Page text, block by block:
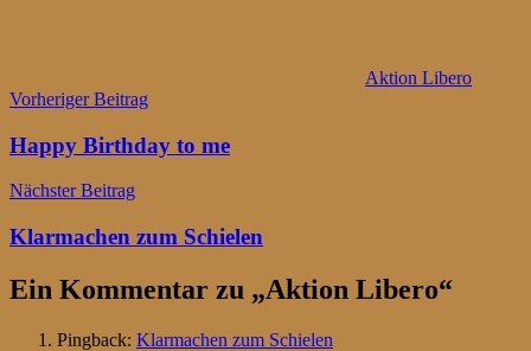
Aktion Libero
Beitragsnavigation
Vorheriger Beitrag
Happy Birthday to me
Nächster Beitrag
Klarmachen zum Schielen
Ein Kommentar zu „Aktion Libero“
Pingback: Klarmachen zum Schielen